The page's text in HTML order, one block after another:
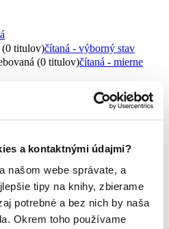
a kontaktnými údajmi?
našom webe správate, a
tipy na knihy, zbierame
potrebné a bez nich by naša
Okrem toho používame
(0 titulov)čítaná - výborný stav
(0 titulov)čítaná - mierne
H. Beck1